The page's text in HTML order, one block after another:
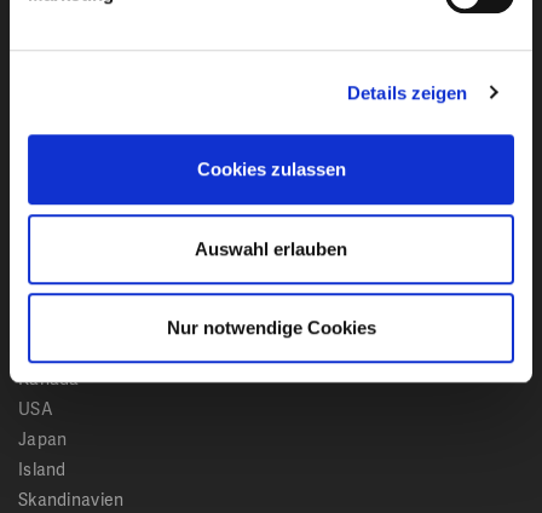
Details zeigen
Cookies zulassen
Auswahl erlauben
Nur notwendige Cookies
genommen.
Bleiben Sie mit unserem Newsletter auf dem
Kanada
USA
Japan
Island
Skandinavien